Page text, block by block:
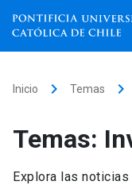
Facultades,
institutos
Inicio keyboard_arrow_right Temas keyboard_arrow_right
Temas:
Explora las